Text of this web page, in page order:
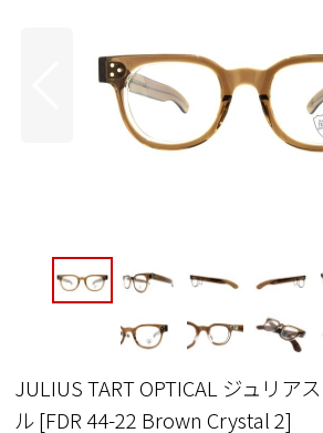
JULIUS TART OPTICAL ジュリア
ル[FDR 44-22 Brown Crystal 2]